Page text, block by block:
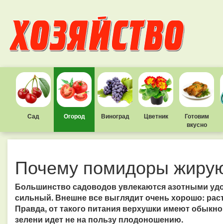
Сад Огород Виноград Цветник
Готовим
вкусно
Почему помидоры
Большинство садоводов увлекаются азотными
сильный. Внешне все выглядит очень хорошо:
Правда, от такого питания верхушки имеют
зелени идет не на пользу плодоношению.